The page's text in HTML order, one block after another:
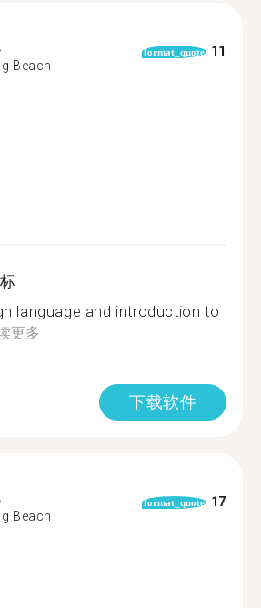
Beach
format_quote 11
language and introduction to
更多
下载软件
Beach
format_quote 17